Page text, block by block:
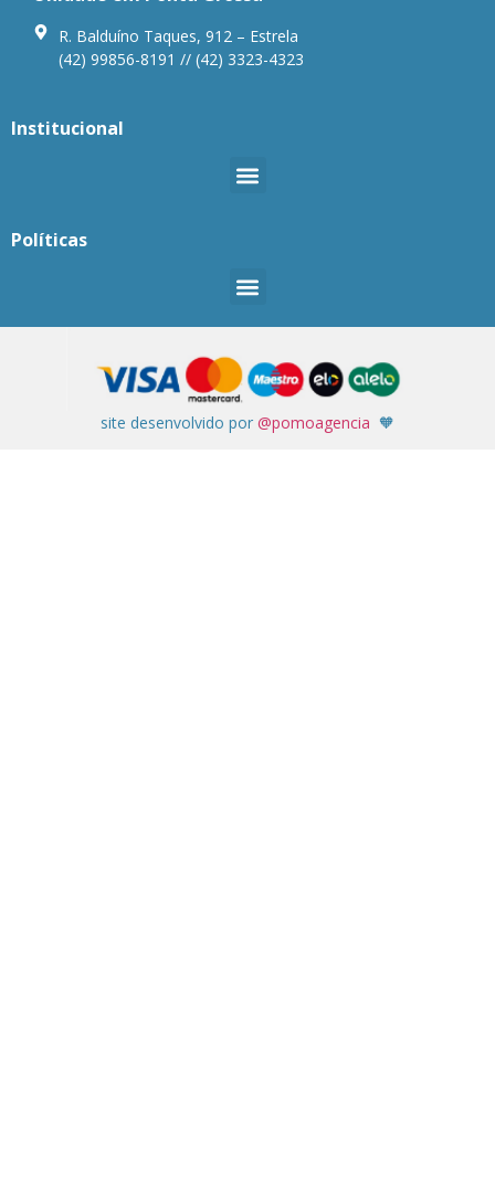
R. Balduíno Taques, 912 – Estrela
(42) 99856-8191 // (42) 3323-4323
Institucional
Políticas
site desenvolvido por @pomoagencia 🧡